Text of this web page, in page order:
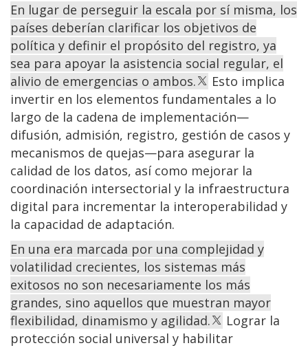
En lugar de perseguir la escala por sí misma, los
países deberían clarificar los objetivos de
política y definir el propósito del registro, ya
sea para apoyar la asistencia social regular, el
alivio de emergencias o ambos.
Esto implica
invertir en los elementos fundamentales a lo
largo de la cadena de implementación—
difusión, admisión, registro, gestión de casos y
mecanismos de quejas—para asegurar la
calidad de los datos, así como mejorar la
coordinación intersectorial y la infraestructura
digital para incrementar la interoperabilidad y
la capacidad de adaptación.
En una era marcada por una complejidad y
volatilidad crecientes, los sistemas más
exitosos no son necesariamente los más
grandes, sino aquellos que muestran mayor
flexibilidad, dinamismo y agilidad.
Lograr la
protección social universal y habilitar